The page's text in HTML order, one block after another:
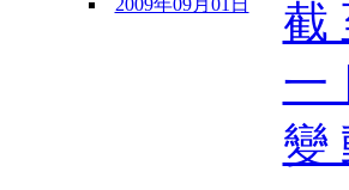
2009年09月01日
截
一
變